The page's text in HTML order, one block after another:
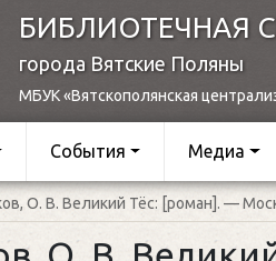
БИБЛИОТЕЧНАЯ
города Вятские Поляны
МБУК «Вятскополянская
События Медиа
О. В. Великий Тёс: [роман]. —